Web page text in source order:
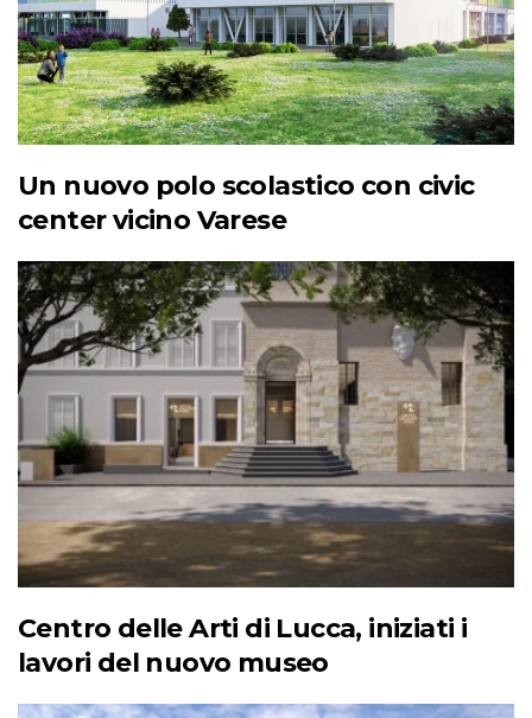
Un nuovo polo scolastico con civic
center vicino Varese
Centro delle Arti di Lucca, iniziati i
lavori del nuovo museo